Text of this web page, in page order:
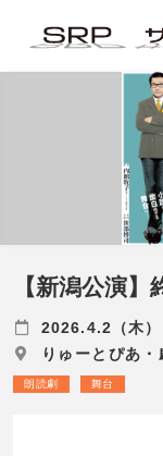
【新潟公演】
2026.4.2（木
りゅーとぴあ・
朗読劇 舞台